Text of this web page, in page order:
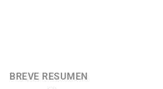
BREVE RESUMEN